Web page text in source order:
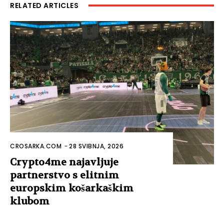
RELATED ARTICLES
CROSARKA.COM -28 SVIBNJA, 2026
Crypto4me najavljuje
partnerstvo s elitnim
europskim košarkaškim
klubom